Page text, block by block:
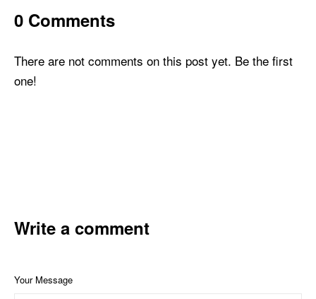
0 Comments
There are not comments on this post yet. Be the first
one!
Write a comment
Your Message